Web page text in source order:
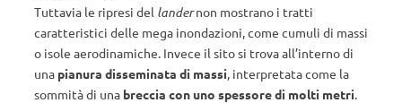
Tuttavia le ripresi del landernon mostrano i tratti
caratteristici delle mega inondazioni, come cumuli di massi
o isole aerodinamiche. Invece il sito si trova all’interno di
una pianura disseminata di massi, interpretata come la
sommità di una breccia con uno spessore di molti metri.